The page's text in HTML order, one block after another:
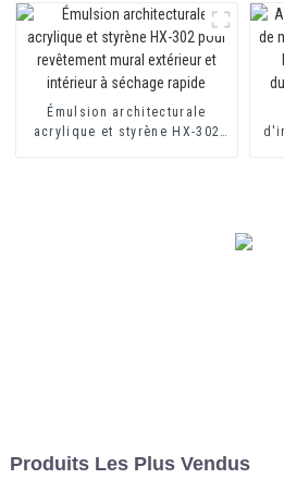
extérieur et intérieur de
qualité moyenne et supérieure
Émulsion architecturale
acrylique et styrène HX-302
Produits Les Plus Vendus